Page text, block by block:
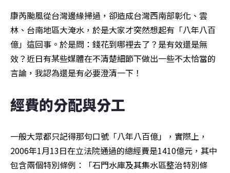
康芮颱風從台灣邊緣掃過，卻造成台灣西南部彰化、雲
林、台南地區大淹水，於是大家才突然想起有「八年八百
億」這回事。於是問：錢花到哪裡去了？是有效還是無
效？近日有某些媒體在不清楚細節下做出一些不太恰當的
言論，我認為還是有必要澄清一下！
經費的分配與分工
一般大眾都只記得那句口號「八年八百億」，實際上，
2006年1月13日在立法院通過的總經費是1410億元，其中
包含兩個特別條例：「石門水庫及其集水區整治特別條